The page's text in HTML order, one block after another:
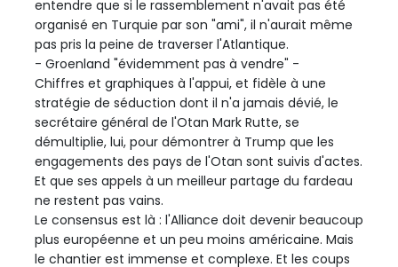
entendre que si le rassemblement n'avait pas été
organisé en Turquie par son "ami", il n'aurait même
pas pris la peine de traverser l'Atlantique.
- Groenland "évidemment pas à vendre" -
Chiffres et graphiques à l'appui, et fidèle à une
stratégie de séduction dont il n'a jamais dévié, le
secrétaire général de l'Otan Mark Rutte, se
démultiplie, lui, pour démontrer à Trump que les
engagements des pays de l'Otan sont suivis d'actes.
Et que ses appels à un meilleur partage du fardeau
ne restent pas vains.
Le consensus est là : l'Alliance doit devenir beaucoup
plus européenne et un peu moins américaine. Mais
le chantier est immense et complexe. Et les coups